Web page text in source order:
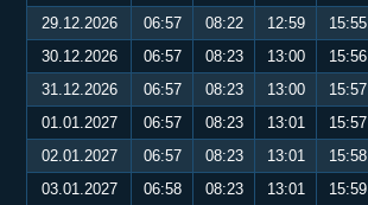
29.12.2026
06:57 08:22 12:59 15:55
30.12.2026
06:57 08:23 13:00 15:56
31.12.2026
06:57 08:23 13:00 15:57
01.01.2027
06:57 08:23 13:01 15:57
02.01.2027
06:57 08:23 13:01 15:58
03.01.2027
06:58 08:23 13:01 15:59